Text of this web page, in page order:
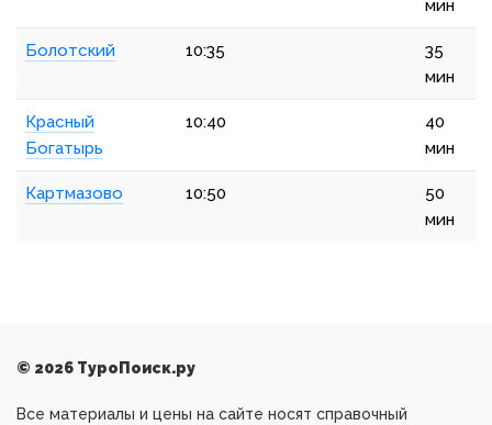
мин
Болотский 10:35
35
мин
Красный
Богатырь
10:40
40
мин
Картмазово 10:50
50
мин
© 2026 ТуроПоиск.ру
Все материалы и цены на сайте носят справочный